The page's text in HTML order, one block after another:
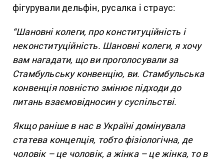
фігурували дельфін, русалка і страус:
“Шановні колеги, про конституційність і
неконституційність. Шановні колеги, я хочу
вам нагадати, що ви проголосували за
Стамбульську конвенцію, ви. Стамбульська
конвенція повністю змінює підходи до
питань взаємовідносин у суспільстві.
Якщо раніше в нас в Україні домінувала
статева концепція, тобто фізіологічна, де
чоловік – це чоловік, а жінка – це жінка, то в